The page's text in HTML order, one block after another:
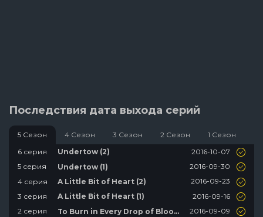
Последствия дата выхода серий
5 Сезон 4 Сезон 3 Сезон 2 Сезон
1 Сезон
6 серия
Undertow (2)
2016-10-07
5 серия
Undertow (1)
2016-09-30
4 серия
A Little Bit of Heart (2)
2016-09-23
3 серия
A Little Bit of Heart (1)
2016-09-16
2 серия
To Burn in Every Drop of Blood
2016-09-09